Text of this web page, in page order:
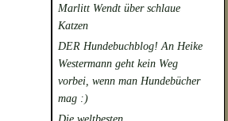
Marlitt Wendt über schlaue
Katzen
DER Hundebuchblog! An Heike
Westermann geht kein Weg
vorbei, wenn man Hundebücher
mag :)